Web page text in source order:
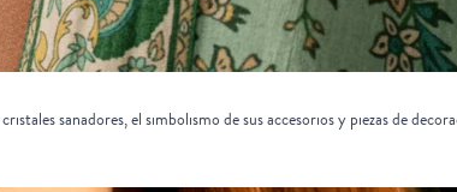
cristales sanadores, el simbolismo de sus accesorios y piezas de